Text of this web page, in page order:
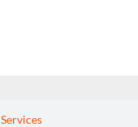
Services